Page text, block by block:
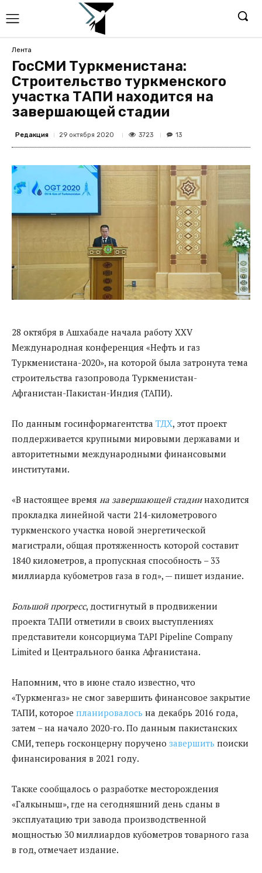
Лента
ГосСМИ Туркменистана:
Строительство туркменского
участка ТАПИ находится на
завершающей стадии
Редакция 29 октября 2020 3723 13
28 октября в Ашхабаде начала работу XXV
Международная конференция «Нефть и газ
Туркменистана-2020», на которой была затронута тема
строительства газопровода Туркменистан-
Афганистан-Пакистан-Индия (ТАПИ).
По данным госинформагентства ТДХ, этот проект
поддерживается крупными мировыми державами и
авторитетными международными финансовыми
институтами.
«В настоящее время на завершающей стадиинаходится
прокладка линейной части 214-километрового
туркменского участка новой энергетической
магистрали, общая протяженность которой составит
1840 километров, а пропускная способность – 33
миллиарда кубометров газа в год», — пишет издание.
Большой прогресс, достигнутый в продвижении
проекта ТАПИ отметили в своих выступлениях
представители консорциума TAPI Pipeline Company
Limited и Центрального банка Афганистана.
Напомним, что в июне стало известно, что
«Туркменгаз» не смог завершить финансовое закрытие
ТАПИ, которое планировалось на декабрь 2016 года,
затем – на начало 2020-го. По данным пакистанских
СМИ, теперь госконцерну поручено завершить поиски
финансирования в 2021 году.
Также сообщалось о разработке месторождения
«Галкыныш», где на сегодняшний день сданы в
эксплуатацию три завода производственной
мощностью 30 миллиардов кубометров товарного газа
в год, отмечает издание.